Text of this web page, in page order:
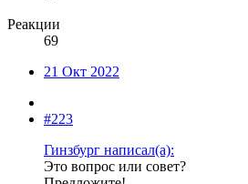
Реакции
69
21 Окт 2022
#223
Гинзбург написал(а):
Это вопрос или совет?